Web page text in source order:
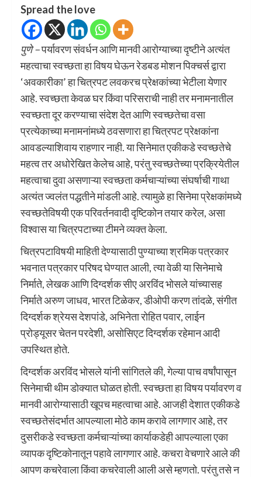
Spread the love
पुणे –पर्यावरण संवर्धन आणि मानवी आरोग्याच्या दृष्टीने अत्यंत
महत्वाचा स्वच्छता हा विषय घेऊन रेडबड मोशन पिक्चर्स द्वारा
‘अवकारीका’ हा चित्रपट लवकरच प्रेक्षकांच्या भेटीला येणार
आहे. स्वच्छता केवळ घर किंवा परिसराची नाही तर मनामनातील
स्वच्छता दूर करण्याचा संदेश देत आणि स्वच्छतेचा वसा
प्रत्येकाच्या मनामनांमध्ये ठवसणारा हा चित्रपट प्रेक्षकांना
आवडल्याशिवाय राहणार नाही. या सिनेमात एकीकडे स्वच्छतेचे
महत्व तर अधोरेखित केलेच आहे, परंतु स्वच्छतेच्या प्रक्रियेतील
महत्वाचा दुवा असणाऱ्या स्वच्छता कर्मचाऱ्यांच्या संघर्षाची गाथा
अत्यंत ज्वलंत पद्धतीने मांडली आहे. त्यामुळे हा सिनेमा प्रेक्षकांमध्ये
स्वच्छतेविषयी एक परिवर्तनवादी दृष्टिकोन तयार करेल, असा
विश्वास या चित्रपटाच्या टीमने व्यक्त केला.
चित्रपटाविषयी माहिती देण्यासाठी पुण्याच्या श्रमिक पत्रकार
भवनात पत्रकार परिषद घेण्यात आली, त्या वेळी या सिनेमाचे
निर्माते, लेखक आणि दिग्दर्शक सीए अरविंद भोसले यांच्यासह
निर्माते अरुण जाधव, भारत टिळेकर, डीओपी करण तांदळे, संगीत
दिग्दर्शक श्रेयस देशपांडे, अभिनेता रोहित पवार, लाईन
प्रोड्यूसर चेतन परदेशी, असोसिएट दिग्दर्शक रहेमान आदी
उपस्थित होते.
दिग्दर्शक अरविंद भोसले यांनी सांगितले की, गेल्या पाच वर्षांपासून
सिनेमाची थीम डोक्यात घोळत होती. स्वच्छता हा विषय पर्यावरण व
मानवी आरोग्यासाठी खूपच महत्वाचा आहे. आजही देशात एकीकडे
स्वच्छतेसंदर्भात आपल्याला मोठे काम करावे लागणार आहे, तर
दुसरीकडे स्वच्छता कर्मचाऱ्यांच्या कार्याकडेही आपल्याला एका
व्यापक दृष्टिकोनातून पहावे लागणार आहे. कचरा वेचणारे आले की
आपण कचरेवाला किंवा कचरेवाली आली असे म्हणतो. परंतु तसे न